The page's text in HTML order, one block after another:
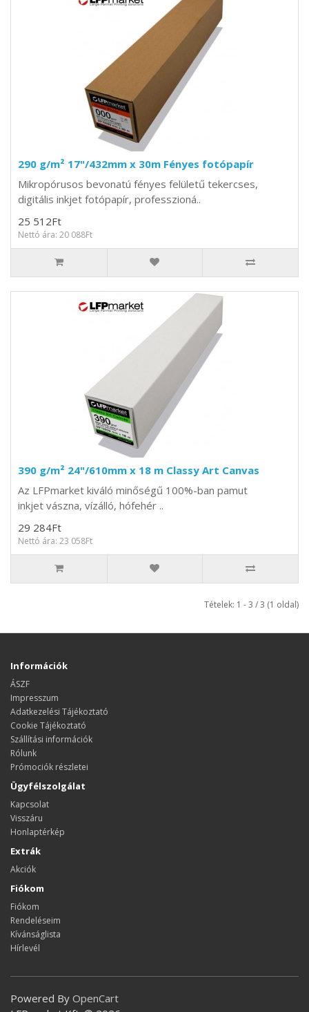
290 g/m² 17"/432mm x 30m Fényes fotópapír
Mikropórusos bevonatú fényes felületű tekercses,
digitális inkjet fotópapír, professzioná..
25 512Ft
Nettó ára: 20 088Ft
390 g/m² 24"/610mm x 18 m Classy Art Canvas
Az LFPmarket kiváló minőségű 100%-ban pamut
inkjet vászna, vízálló, hófehér ..
29 284Ft
Nettó ára: 23 058Ft
Tételek: 1 - 3 / 3 (1 oldal)
Információk
ÁSZF
Impresszum
Adatkezelési Tájékoztató
Cookie Tájékoztató
Szállítási információk
Rólunk
Prómociók részletei
Ügyfélszolgálat
Kapcsolat
Visszáru
Honlaptérkép
Extrák
Akciók
Fiókom
Fiókom
Rendeléseim
Kívánságlista
Hírlevél
Powered By OpenCart